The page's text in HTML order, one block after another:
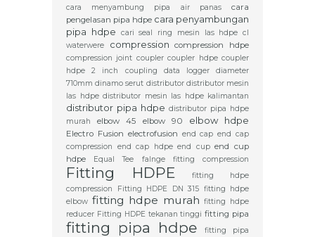
cara menyambung pipa air panas
cara
pengelasan pipa hdpe cara penyambungan
pipa hdpe
cari seal ring mesin las hdpe cl
waterwere
compression compression hdpe
compression joint coupler coupler hdpe coupler
hdpe 2 inch
coupling data logger
diameter
710mm dinamo serut distributor distributor mesin
las hdpe distributor mesin las hdpe kalimantan
distributor pipa hdpe distributor pipa hdpe
murah
elbow 45 elbow 90 elbow hdpe
Electro Fusion electrofusion end cap end cap
compression
end cap hdpe end cup end cup
hdpe
Equal Tee falnge fitting compression
Fitting HDPE
fitting hdpe
compression
Fitting HDPE DN 315 fitting hdpe
elbow fitting hdpe murah fitting hdpe
reducer Fitting HDPE tekanan tinggi fitting pipa
fitting pipa hdpe
fitting pipa